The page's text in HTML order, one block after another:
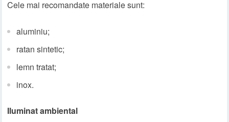
Cele mai recomandate materiale sunt:
aluminiu;
ratan sintetic;
lemn tratat;
inox.
Iluminat ambiental